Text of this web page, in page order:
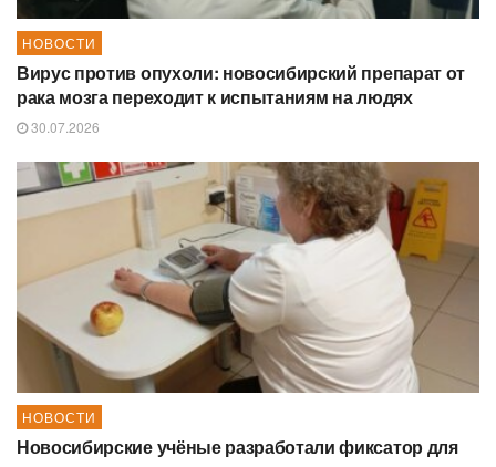
НОВОСТИ
Вирус против опухоли: новосибирский препарат от
рака мозга переходит к испытаниям на людях
30.07.2026
НОВОСТИ
Новосибирские учёные разработали фиксатор для